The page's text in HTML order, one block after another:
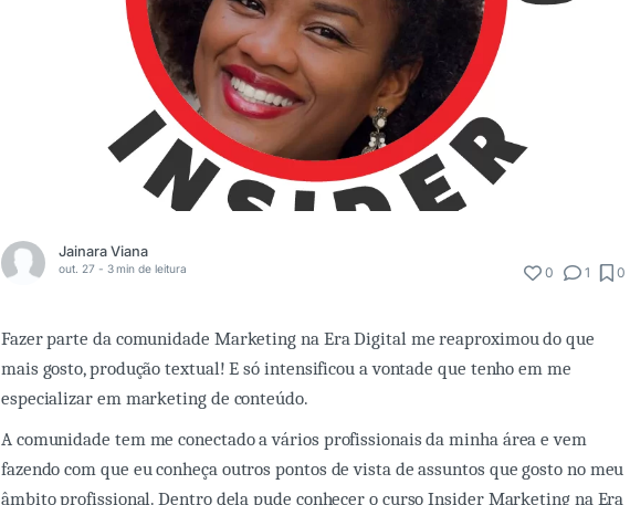
Jainara Viana
out. 27 - 3 min de leitura 0 1 0
Fazer parte da comunidade Marketing na Era Digital me reaproximou do que
mais gosto, produção textual! E só intensificou a vontade que tenho em me
especializar em marketing de conteúdo.
A comunidade tem me conectado a vários profissionais da minha área e vem
fazendo com que eu conheça outros pontos de vista de assuntos que gosto no meu
âmbito profissional. Dentro dela pude conhecer o curso Insider Marketing na Era